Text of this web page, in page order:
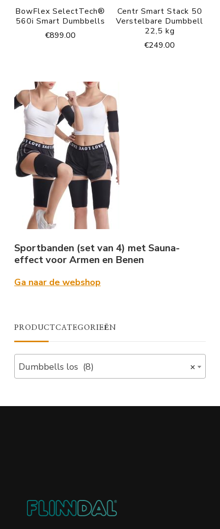
BowFlex SelectTech®
560i Smart Dumbbells
€899.00
Centr Smart Stack 50
Verstelbare Dumbbell
22,5 kg
€249.00
Sportbanden (set van 4) met Sauna-
effect voor Armen en Benen
Ga naar de webshop
PRODUCTCATEGORIEËN
×
Dumbbells los (8)